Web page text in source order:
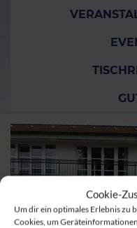
Cookie-
Um dir ein optimales Erlebnis zu
Cookies, um